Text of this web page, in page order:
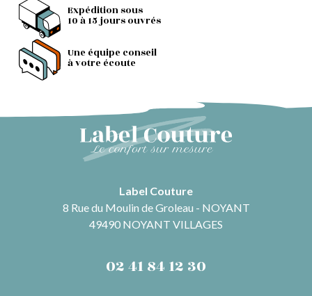
Expédition sous
10 à 15 jours ouvrés
Une équipe conseil
à votre écoute
Label Couture
8 Rue du Moulin de Groleau - NOYANT
49490 NOYANT VILLAGES
02 41 84 12 30